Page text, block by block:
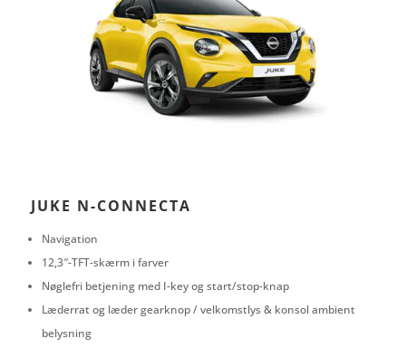
JUKE N-CONNECTA
Navigation
12,3″-TFT-skærm i farver
Nøglefri betjening med I-key og start/stop-knap
Læderrat og læder gearknop / velkomstlys & konsol ambient
belysning